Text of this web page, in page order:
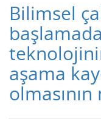
Bilimsel
aşama